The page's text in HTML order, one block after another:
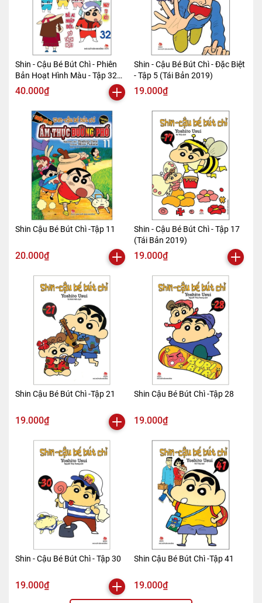
Shin - Cậu Bé Bút Chì - Phiên
Bản Hoạt Hình Màu - Tập 32
(Tái Bản 2019)
40.000₫
Shin - Cậu Bé Bút Chì - Đặc Biệt
- Tập 5 (Tái Bản 2019)
19.000₫
Shin Cậu Bé Bút Chì -Tập 11
20.000₫
Shin - Cậu Bé Bút Chì - Tập 17
(Tái Bản 2019)
19.000₫
Shin Cậu Bé Bút Chì -Tập 21
19.000₫
Shin Cậu Bé Bút Chì -Tập 28
19.000₫
Shin - Cậu Bé Bút Chì - Tập 30
19.000₫
Shin Cậu Bé Bút Chì -Tập 41
19.000₫